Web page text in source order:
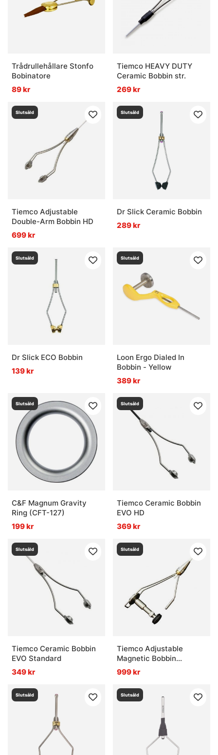
Trådrullehållare Stonfo
Bobinatore
89 kr
Tiemco HEAVY DUTY
Ceramic Bobbin str.
269 kr
Slutsåld
Tiemco Adjustable
Double-Arm Bobbin HD
699 kr
Slutsåld
Dr Slick Ceramic Bobbin
289 kr
Slutsåld
Dr Slick ECO Bobbin
139 kr
Slutsåld
Loon Ergo Dialed In
Bobbin - Yellow
389 kr
Slutsåld
C&F Magnum Gravity
Ring (CFT-127)
199 kr
Slutsåld
Tiemco Ceramic Bobbin
EVO HD
369 kr
Slutsåld
Tiemco Ceramic Bobbin
EVO Standard
349 kr
Slutsåld
Tiemco Adjustable
Magnetic Bobbin
Standard (trådhållare)
999 kr
Slutsåld Slutsåld